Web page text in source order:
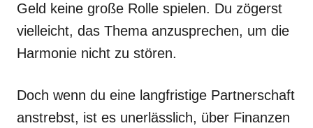
Geld keine große Rolle spielen. Du zögerst
vielleicht, das Thema anzusprechen, um die
Harmonie nicht zu stören.
Doch wenn du eine langfristige Partnerschaft
anstrebst, ist es unerlässlich, über Finanzen